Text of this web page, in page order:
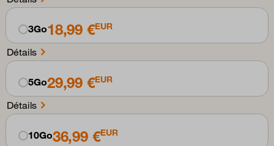
3Go18,99 €EUR
Détails
5Go29,99 €EUR
Détails
10Go36,99 €EUR